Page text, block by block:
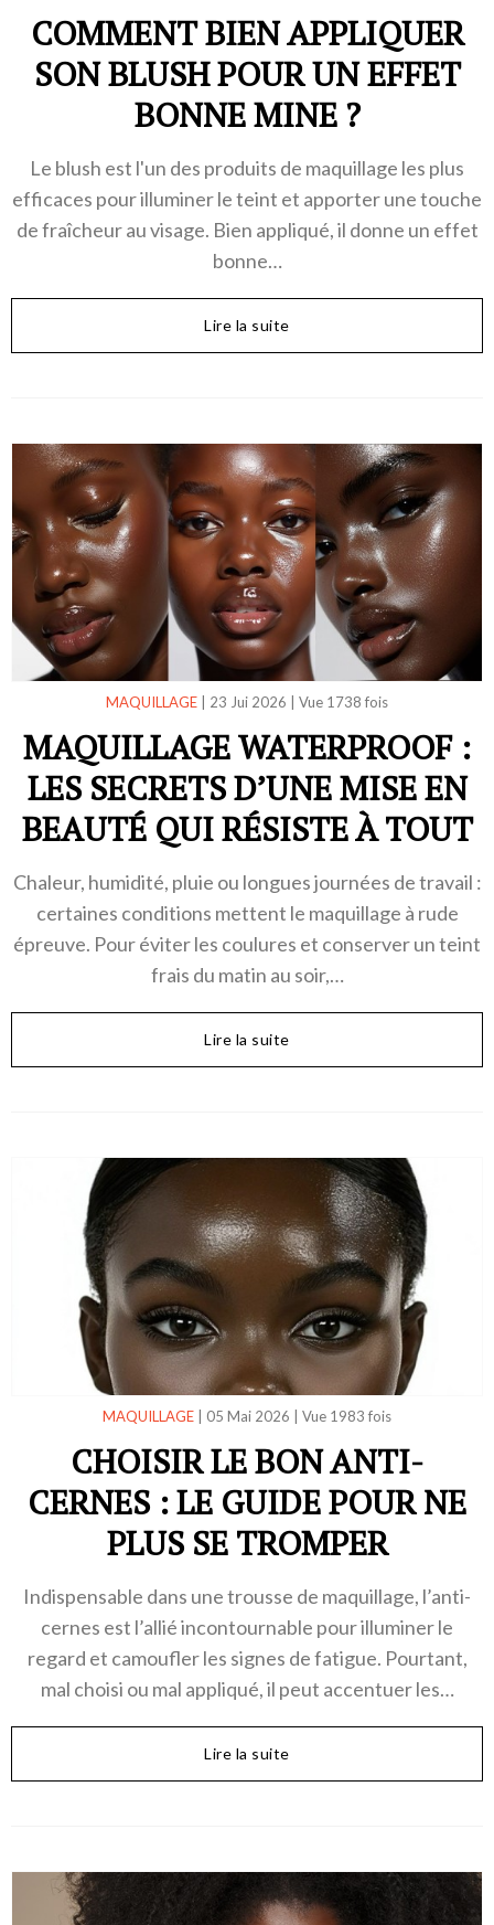
COMMENT BIEN APPLIQUER
SON BLUSH POUR UN EFFET
BONNE MINE ?
Le blush est l'un des produits de maquillage les plus
efficaces pour illuminer le teint et apporter une touche
de fraîcheur au visage. Bien appliqué, il donne un effet
bonne…
Lire la suite
MAQUILLAGE 23 Jui 2026 Vue 1738 fois
MAQUILLAGE WATERPROOF :
LES SECRETS D’UNE MISE EN
BEAUTÉ QUI RÉSISTE À TOUT
Chaleur, humidité, pluie ou longues journées de travail :
certaines conditions mettent le maquillage à rude
épreuve. Pour éviter les coulures et conserver un teint
frais du matin au soir,…
Lire la suite
MAQUILLAGE 05 Mai 2026 Vue 1983 fois
CHOISIR LE BON ANTI-
CERNES : LE GUIDE POUR NE
PLUS SE TROMPER
Indispensable dans une trousse de maquillage, l’anti-
cernes est l’allié incontournable pour illuminer le
regard et camoufler les signes de fatigue. Pourtant,
mal choisi ou mal appliqué, il peut accentuer les…
Lire la suite